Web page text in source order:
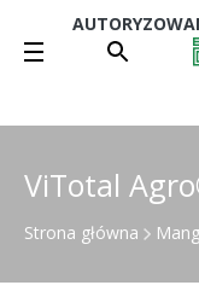
ViTotal
Strona główna